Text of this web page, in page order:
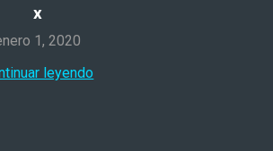
x
1, 2020
leyendo